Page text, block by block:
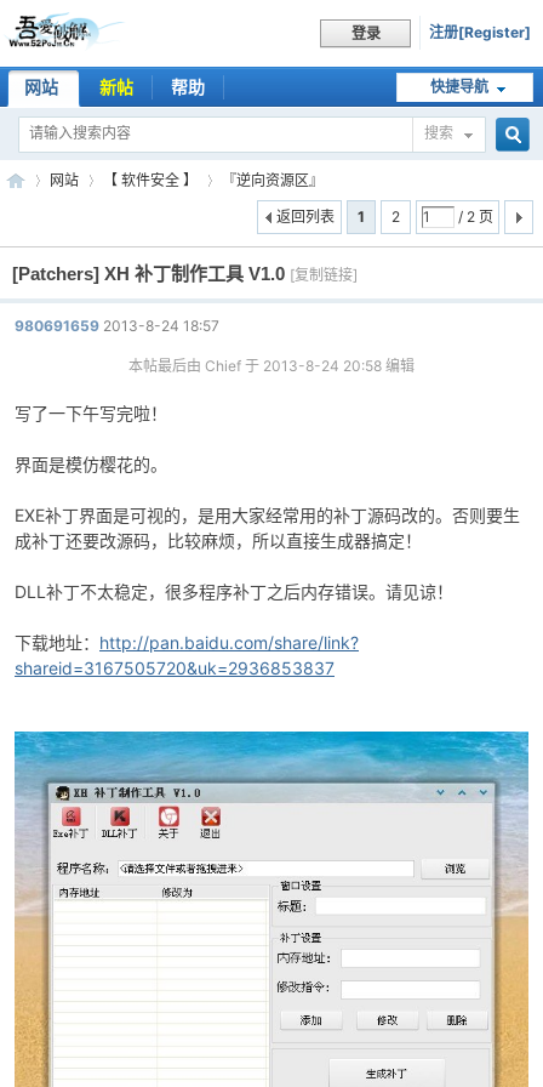
登录 注册[Register]
快捷导航
网站 新帖 帮助
搜索
吾
爱
破
解
»
网站
›
【 软件安全 】
›
『逆向资源区』
1
2 / 2 页
返回列表
[Patchers] XH 补丁制作工具 V1.0 [复制链接]
980691659 2013-8-24 18:57
本帖最后由 Chief 于 2013-8-24 20:58 编辑
写了一下午写完啦！
界面是模仿樱花的。
EXE补丁界面是可视的，是用大家经常用的补丁源码改的。否则要生
成补丁还要改源码，比较麻烦，所以直接生成器搞定！
DLL补丁不太稳定，很多程序补丁之后内存错误。请见谅！
下载地址： http://pan.baidu.com/share/link?
shareid=3167505720&uk=2936853837